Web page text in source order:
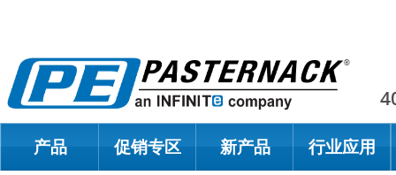
产品 促销专区 新产品 行业应用